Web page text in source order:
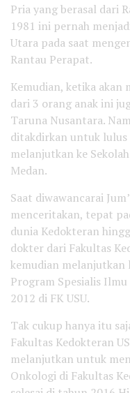
Pria yang berasal dari
1981 ini pernah
Utara pada saat
Rantau Perapat.
Kemudian, ketika akan
dari 3 orang anak ini
Taruna Nusantara.
ditakdirkan untuk lulus
melanjutkan ke
Medan.
Saat diwawancarai
menceritakan, tepat
dunia Kedokteran
dokter dari Fakultas
kemudian melanjutkan
Program Spesialis
2012 di FK USU.
Tak cukup hanya itu
Fakultas Kedokteran
melanjutkan untuk
Onkologi di Fakultas